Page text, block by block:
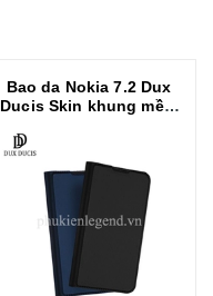
Bao da Nokia 7.2 Dux
Ducis Skin khung mềm